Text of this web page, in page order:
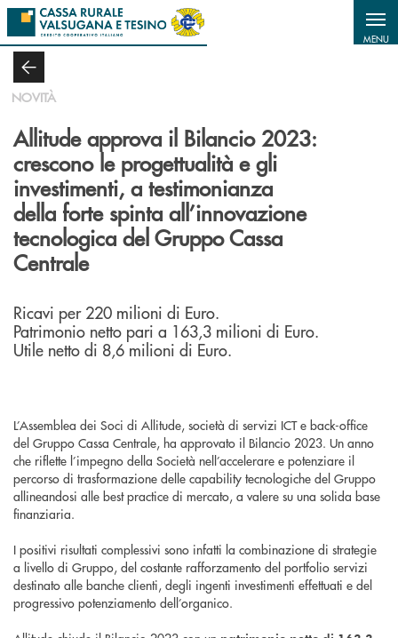
Salta al contenuto principale
MENU
NOVITÀ
Allitude approva il Bilancio 2023:
crescono le progettualità e gli
investimenti, a testimonianza
della forte spinta all’innovazione
tecnologica del Gruppo Cassa
Centrale
Ricavi per 220 milioni di Euro.
Patrimonio netto pari a 163,3 milioni di Euro.
Utile netto di 8,6 milioni di Euro.
L’Assemblea dei Soci di Allitude, società di servizi ICT e back-office
del Gruppo Cassa Centrale, ha approvato il Bilancio 2023. Un anno
che riflette l’impegno della Società nell’accelerare e potenziare il
percorso di trasformazione delle capability tecnologiche del Gruppo
allineandosi alle best practice di mercato, a valere su una solida base
finanziaria.
I positivi risultati complessivi sono infatti la combinazione di strategie
a livello di Gruppo, del costante rafforzamento del portfolio servizi
destinato alle banche clienti, degli ingenti investimenti effettuati e del
progressivo potenziamento dell’organico.